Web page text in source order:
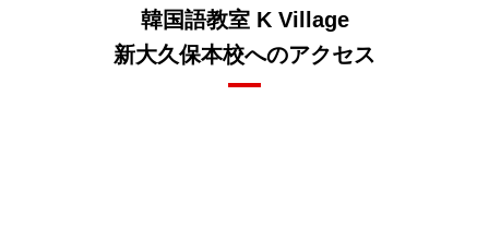
韓国語教室 K Village
新大久保本校へのアクセス